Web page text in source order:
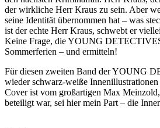
der wirkliche Herr Kraus zu sein. Aber
seine Identität übernommen hat – was
ist der echte Herr Kraus, schwebt er
Keine Frage, die YOUNG
Sommerferien – und ermitteln!
Für diesen zweiten Band der YOUNG
wieder schwarz-weiße
Cover ist vom großartigen Max
beteiligt war, sei hier mein Part – die